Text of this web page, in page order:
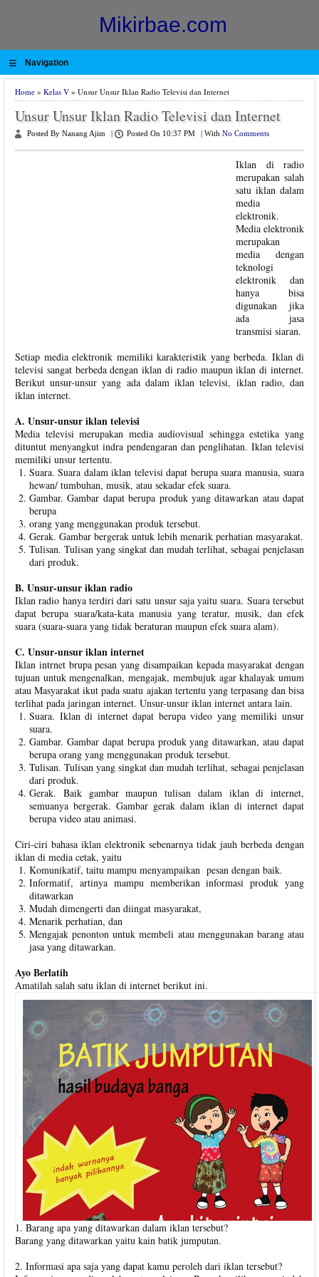
Mikirbae.com
≡ Navigation
Home » Kelas V » Unsur Unsur Iklan Radio Televisi dan Internet
Unsur Unsur Iklan Radio Televisi dan Internet
Posted By Nanang Ajim Posted On 10:37 PM With No Comments
Iklan di radio
merupakan salah
satu iklan dalam
media
elektronik.
Media elektronik
merupakan
media dengan
teknologi
elektronik dan
hanya bisa
digunakan jika
ada jasa
transmisi siaran.
Setiap media elektronik memiliki karakteristik yang berbeda. Iklan di
televisi sangat berbeda dengan iklan di radio maupun iklan di internet.
Berikut unsur-unsur yang ada dalam iklan televisi, iklan radio, dan
iklan internet.
A. Unsur-unsur iklan televisi
Media televisi merupakan media audiovisual sehingga estetika yang
dituntut menyangkut indra pendengaran dan penglihatan. Iklan televisi
memiliki unsur tertentu.
Suara. Suara dalam iklan televisi dapat berupa suara manusia, suara
hewan/ tumbuhan, musik, atau sekadar efek suara.
Gambar. Gambar dapat berupa produk yang ditawarkan atau dapat
berupa
orang yang menggunakan produk tersebut.
Gerak. Gambar bergerak untuk lebih menarik perhatian masyarakat.
Tulisan. Tulisan yang singkat dan mudah terlihat, sebagai penjelasan
dari produk.
B. Unsur-unsur iklan radio
Iklan radio hanya terdiri dari satu unsur saja yaitu suara. Suara tersebut
dapat berupa suara/kata-kata manusia yang teratur, musik, dan efek
suara (suara-suara yang tidak beraturan maupun efek suara alam).
C. Unsur-unsur iklan internet
Iklan intrnet brupa pesan yang disampaikan kepada masyarakat dengan
tujuan untuk mengenalkan, mengajak, membujuk agar khalayak umum
atau Masyarakat ikut pada suatu ajakan tertentu yang terpasang dan bisa
terlihat pada jaringan internet. Unsur-unsur iklan internet antara lain.
Suara. Iklan di internet dapat berupa video yang memiliki unsur
suara.
Gambar. Gambar dapat berupa produk yang ditawarkan, atau dapat
berupa orang yang menggunakan produk tersebut.
Tulisan. Tulisan yang singkat dan mudah terlihat, sebagai penjelasan
dari produk.
Gerak. Baik gambar maupun tulisan dalam iklan di internet,
semuanya bergerak. Gambar gerak dalam iklan di internet dapat
berupa video atau animasi.
Ciri-ciri bahasa iklan elektronik sebenarnya tidak jauh berbeda dengan
iklan di media cetak, yaitu
Komunikatif, taitu mampu menyampaikan pesan dengan baik.
Informatif, artinya mampu memberikan informasi produk yang
ditawarkan
Mudah dimengerti dan diingat masyarakat,
Menarik perhatian, dan
Mengajak penonton untuk membeli atau menggunakan barang atau
jasa yang ditawarkan.
Ayo Berlatih
Amatilah salah satu iklan di internet berikut ini.
1. Barang apa yang ditawarkan dalam iklan tersebut?
Barang yang ditawarkan yaitu kain batik jumputan.
2. Informasi apa saja yang dapat kamu peroleh dari iklan tersebut?